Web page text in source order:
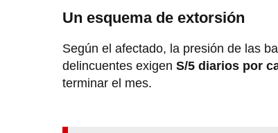
Un esquema de extorsión
Según el afectado, la presión de las
delincuentes exigen S/5 diarios por
terminar el mes.